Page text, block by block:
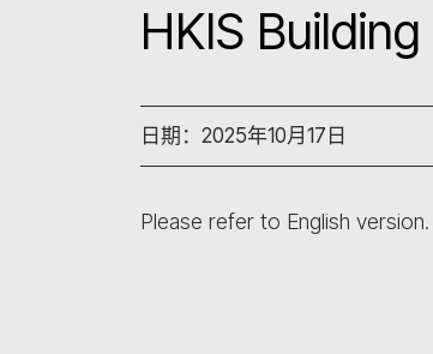
HKIS
日期：2025年10月17日
Please refer to English version.